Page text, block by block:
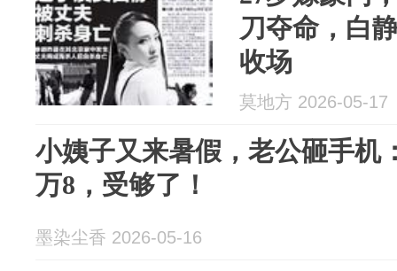
刀夺命，白
收场
莫地方 2026-05-17
小姨子又来暑假，老公砸手机
万8，受够了！
墨染尘香 2026-05-16